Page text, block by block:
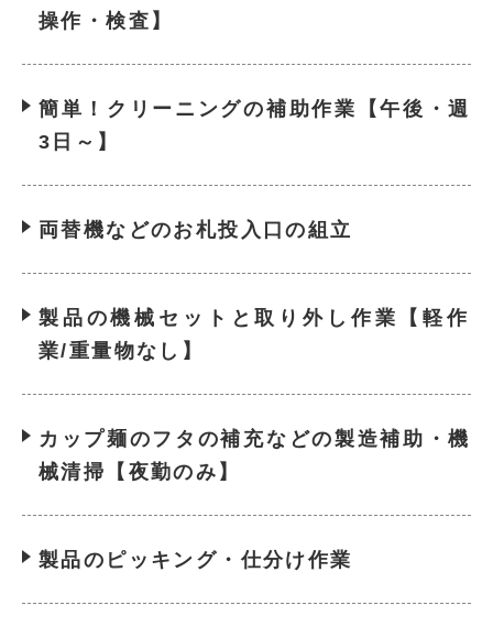
操作・検査】
簡単！クリーニングの補助作業【午後・週
3日～】
両替機などのお札投入口の組立
製品の機械セットと取り外し作業【軽作
業/重量物なし】
カップ麺のフタの補充などの製造補助・機
械清掃【夜勤のみ】
製品のピッキング・仕分け作業